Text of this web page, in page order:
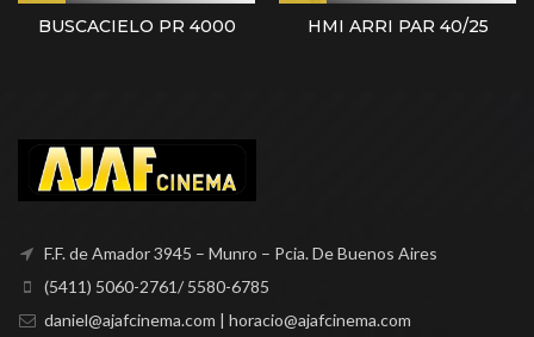
BUSCACIELO PR 4000 HMI ARRI PAR 40/25
F.F. de Amador 3945 – Munro – Pcia. De Buenos Aires
(5411) 5060-2761/ 5580-6785
daniel@ajafcinema.com | horacio@ajafcinema.com